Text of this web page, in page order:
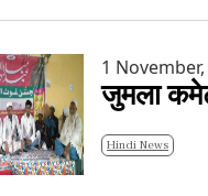
1
जुमला
Hindi News